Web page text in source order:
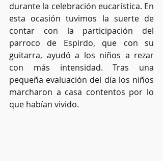
durante la celebración eucarística. En
esta ocasión tuvimos la suerte de
contar con la participación del
parroco de Espirdo, que con su
guitarra, ayudó a los niños a rezar
con más intensidad. Tras una
pequeña evaluación del día los niños
marcharon a casa contentos por lo
que habían vivido.